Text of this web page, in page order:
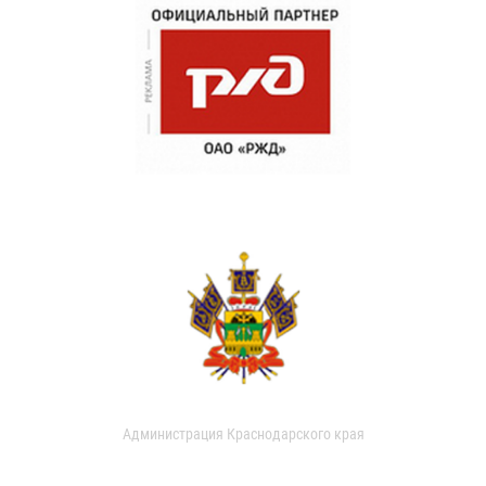
Администрация Краснодарского края